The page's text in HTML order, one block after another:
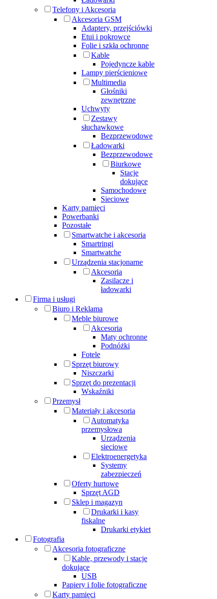
Telefony i Akcesoria
Akcesoria GSM
Adaptery, przejściówki
Etui i pokrowce
Folie i szkła ochronne
Kable
Pojedyncze kable
Lampy pierścieniowe
Multimedia
Głośniki
zewnętrzne
Uchwyty
Zestawy
słuchawkowe
Bezprzewodowe
Ładowarki
Bezprzewodowe
Biurkowe
Stacje
dokujące
Samochodowe
Sieciowe
Karty pamięci
Powerbanki
Pozostałe
Smartwatche i akcesoria
Smartringi
Smartwatche
Urządzenia stacjonarne
Akcesoria
Zasilacze i
ładowarki
Firma i usługi
Biuro i Reklama
Meble biurowe
Akcesoria
Maty ochronne
Podnóżki
Fotele
Sprzęt biurowy
Niszczarki
Sprzęt do prezentacji
Wskaźniki
Przemysł
Materiały i akcesoria
Automatyka
przemysłowa
Urządzenia
sieciowe
Elektroenergetyka
Systemy
zabezpieczeń
Oferty hurtowe
Sprzęt AGD
Sklep i magazyn
Drukarki i kasy
fiskalne
Drukarki etykiet
Fotografia
Akcesoria fotograficzne
Kable, przewody i stacje
dokujące
USB
Papiery i folie fotograficzne
Karty pamięci